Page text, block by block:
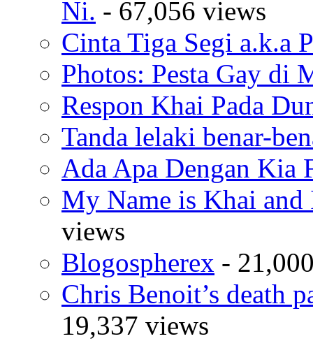
Ni. - 67,056 views
Cinta Tiga Segi a.k.a
Photos: Pesta Gay di
Respon Khai Pada
Tanda lelaki benar-
Ada Apa Dengan Kia
My Name is Khai and
views
Blogospherex -
Chris Benoit’s death
19,337 views